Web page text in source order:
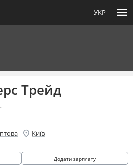
УКР menu
Трейд
location_on Київ
Додати зарплату